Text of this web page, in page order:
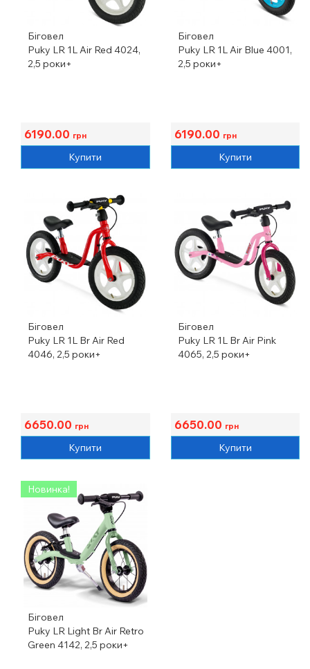
Біговел
Puky LR 1L Air Red 4024,
2,5 роки+
6190.00 грн
Купити
Біговел
Puky LR 1L Air Blue 4001,
2,5 роки+
6190.00 грн
Купити
Біговел
Puky LR 1L Br Air Red
4046, 2,5 роки+
6650.00 грн
Купити
Біговел
Puky LR 1L Br Air Pink
4065, 2,5 роки+
6650.00 грн
Купити
Новинка!
Біговел
Puky LR Light Br Air Retro
Green 4142, 2,5 роки+